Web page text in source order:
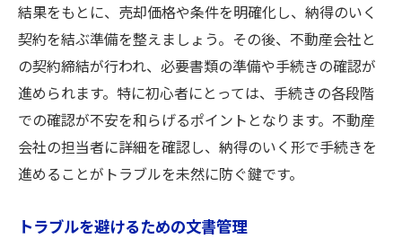
結果をもとに、売却価格や条件を明確化し、納得のいく
契約を結ぶ準備を整えましょう。その後、不動産会社と
の契約締結が行われ、必要書類の準備や手続きの確認が
進められます。特に初心者にとっては、手続きの各段階
での確認が不安を和らげるポイントとなります。不動産
会社の担当者に詳細を確認し、納得のいく形で手続きを
進めることがトラブルを未然に防ぐ鍵です。
トラブルを避けるための文書管理